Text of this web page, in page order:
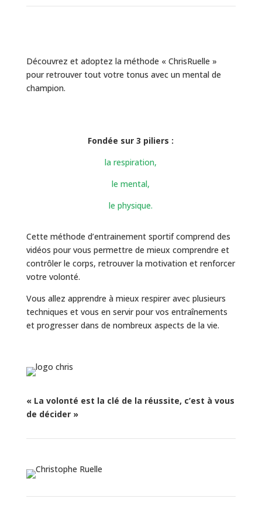
Découvrez et adoptez la méthode « ChrisRuelle »
pour retrouver tout votre tonus avec un mental de
champion.
Fondée sur 3 piliers :
la respiration,
le mental,
le physique.
Cette méthode d’entrainement sportif comprend des
vidéos pour vous permettre de mieux comprendre et
contrôler le corps, retrouver la motivation et renforcer
votre volonté.
Vous allez apprendre à mieux respirer avec plusieurs
techniques et vous en servir pour vos entraînements
et progresser dans de nombreux aspects de la vie.
« La volonté est la clé de la réussite, c’est à vous
de décider »